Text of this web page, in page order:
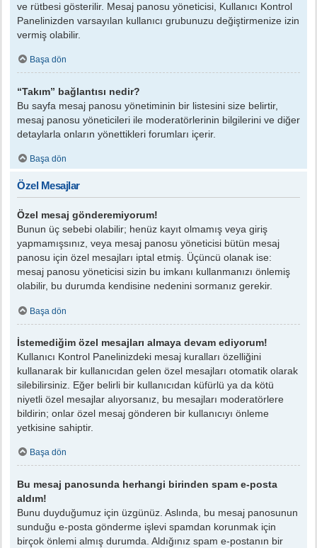
ve rütbesi gösterilir. Mesaj panosu yöneticisi, Kullanıcı Kontrol
Panelinizden varsayılan kullanıcı grubunuzu değiştirmenize izin
vermiş olabilir.
Başa dön
“Takım” bağlantısı nedir?
Bu sayfa mesaj panosu yönetiminin bir listesini size belirtir,
mesaj panosu yöneticileri ile moderatörlerinin bilgilerini ve diğer
detaylarla onların yönettikleri forumları içerir.
Başa dön
Özel Mesajlar
Özel mesaj gönderemiyorum!
Bunun üç sebebi olabilir; henüz kayıt olmamış veya giriş
yapmamışsınız, veya mesaj panosu yöneticisi bütün mesaj
panosu için özel mesajları iptal etmiş. Üçüncü olanak ise:
mesaj panosu yöneticisi sizin bu imkanı kullanmanızı önlemiş
olabilir, bu durumda kendisine nedenini sormanız gerekir.
Başa dön
İstemediğim özel mesajları almaya devam ediyorum!
Kullanıcı Kontrol Panelinizdeki mesaj kuralları özelliğini
kullanarak bir kullanıcıdan gelen özel mesajları otomatik olarak
silebilirsiniz. Eğer belirli bir kullanıcıdan küfürlü ya da kötü
niyetli özel mesajlar alıyorsanız, bu mesajları moderatörlere
bildirin; onlar özel mesaj gönderen bir kullanıcıyı önleme
yetkisine sahiptir.
Başa dön
Bu mesaj panosunda herhangi birinden spam e-posta
aldım!
Bunu duyduğumuz için üzgünüz. Aslında, bu mesaj panosunun
sunduğu e-posta gönderme işlevi spamdan korunmak için
birçok önlemi almış durumda. Aldığınız spam e-postanın bir